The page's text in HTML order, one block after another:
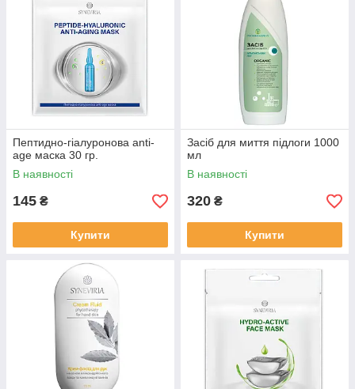
Пептидно-гіалуронова anti-
age маска 30 гр.
В наявності
145 ₴
Купити
Засіб для миття підлоги 1000
мл
В наявності
320 ₴
Купити